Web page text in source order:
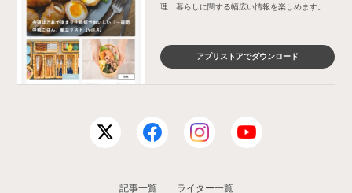
理、暮らしに関する幅広い情報を楽しめます。
アプリストアでダウンロード
記事一覧 ライター一覧